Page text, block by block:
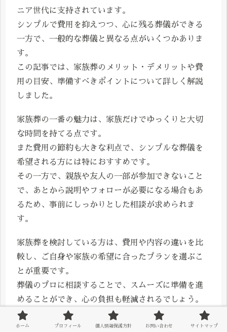
ニア世代に支持されています。
シンプルで費用を抑えつつ、心に残る葬儀ができる
一方で、一般的な葬儀と異なる点がいくつかありま
す。
この記事では、家族葬のメリット・デメリットや費
用の目安、準備すべきポイントについて詳しく解説
しました。
家族葬の一番の魅力は、家族だけでゆっくりと大切
な時間を持てる点です。
また費用の節約も大きな利点で、シンプルな葬儀を
希望される方には特におすすめです。
その一方で、親族や友人の一部が参加できないこと
で、あとから説明やフォローが必要になる場合もあ
るため、事前にしっかりとした相談が求められま
す。
家族葬を検討している方は、費用や内容の違いを比
較し、ご自身や家族の希望に合ったプランを選ぶこ
とが重要です。
葬儀のプロに相談することで、スムーズに準備を進
めることができ、心の負担も軽減されるでしょう。
家族葬を通じて、シンプルで温かい見送りの場が叶
いますように。
ホーム プロフィール 個人情報保護方針 お問い合わせ サイトマップ